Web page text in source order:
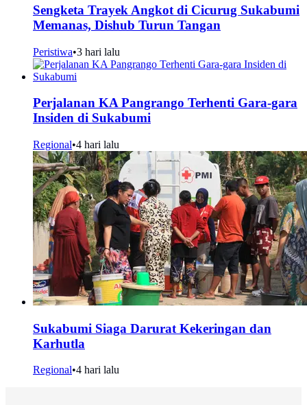
Sengketa Trayek Angkot di Cicurug Sukabumi
Memanas, Dishub Turun Tangan
Peristiwa•3 hari lalu
Perjalanan KA Pangrango Terhenti Gara-gara
Insiden di Sukabumi
Regional•4 hari lalu
Sukabumi Siaga Darurat Kekeringan dan
Karhutla
Regional•4 hari lalu